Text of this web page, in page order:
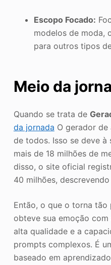
Escopo Focado:
modelos de moda,
para outros tipos
Meio da
Quando se trata de
da jornada O gerador
de todos. Isso se deve à
mais de 18 milhões de
disso, o site oficial
40 milhões,
Então, o que o torna tão
obteve sua emoção
alta qualidade e a
prompts complexos. É
baseado em